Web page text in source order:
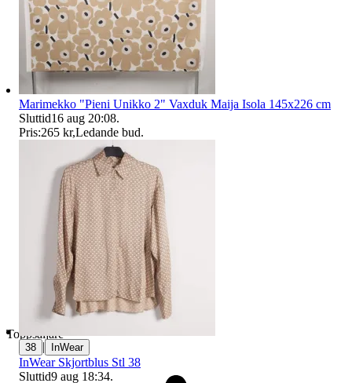
Toppsäljare
Marimekko "Pieni Unikko 2" Vaxduk Maija Isola 145x226 cm
Sluttid16 aug 20:08.
Pris:265 kr,Ledande bud.
38 | InWear
InWear Skjortblus Stl 38
Sluttid9 aug 18:34.